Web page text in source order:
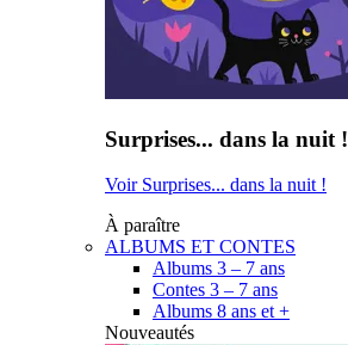
Surprises... dans la nuit !
Voir Surprises... dans la nuit !
À paraître
ALBUMS ET CONTES
Albums 3 – 7 ans
Contes 3 – 7 ans
Albums 8 ans et +
Nouveautés